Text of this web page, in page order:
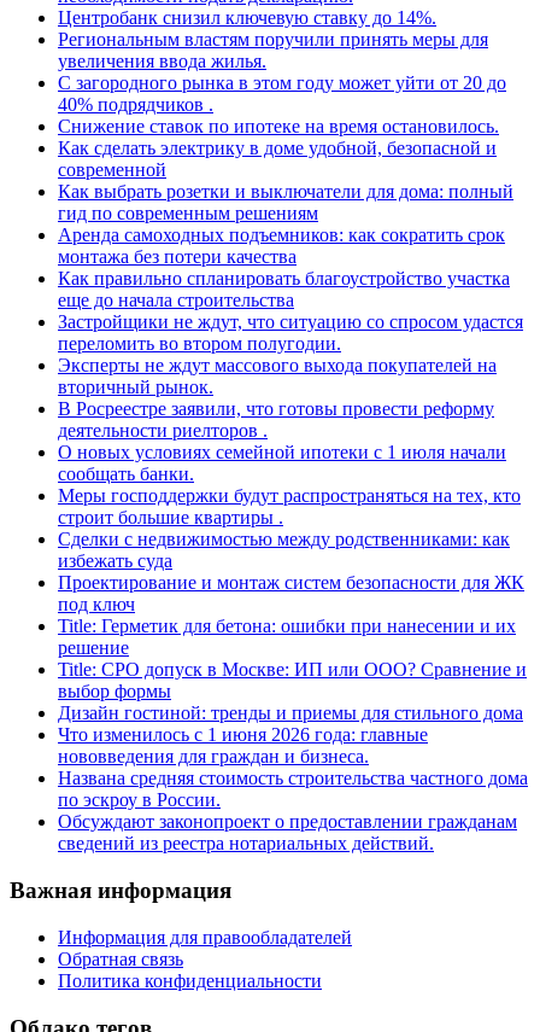
Центробанк снизил ключевую ставку до 14%.
Региональным властям поручили принять меры для
увеличения ввода жилья.
С загородного рынка в этом году может уйти от 20 до
40% подрядчиков .
Снижение ставок по ипотеке на время остановилось.
Как сделать электрику в доме удобной, безопасной и
современной
Как выбрать розетки и выключатели для дома: полный
гид по современным решениям
Аренда самоходных подъемников: как сократить срок
монтажа без потери качества
Как правильно спланировать благоустройство участка
еще до начала строительства
Застройщики не ждут, что ситуацию со спросом удастся
переломить во втором полугодии.
Эксперты не ждут массового выхода покупателей на
вторичный рынок.
В Росреестре заявили, что готовы провести реформу
деятельности риелторов .
О новых условиях семейной ипотеки с 1 июля начали
сообщать банки.
Меры господдержки будут распространяться на тех, кто
строит большие квартиры .
Сделки с недвижимостью между родственниками: как
избежать суда
Проектирование и монтаж систем безопасности для ЖК
под ключ
Title: Герметик для бетона: ошибки при нанесении и их
решение
Title: СРО допуск в Москве: ИП или ООО? Сравнение и
выбор формы
Дизайн гостиной: тренды и приемы для стильного дома
Что изменилось с 1 июня 2026 года: главные
нововведения для граждан и бизнеса.
Названа средняя стоимость строительства частного дома
по эскроу в России.
Обсуждают законопроект о предоставлении гражданам
сведений из реестра нотариальных действий.
Важная информация
Информация для правообладателей
Обратная связь
Политика конфиденциальности